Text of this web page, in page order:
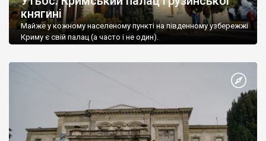
княгині
Майже у кожному населеному пункті на південному узбережжі
Криму є свій палац (а часто і не один).